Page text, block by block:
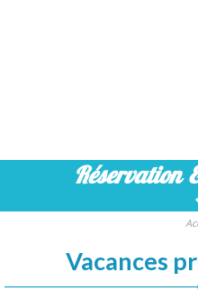
Réservation
Vacances